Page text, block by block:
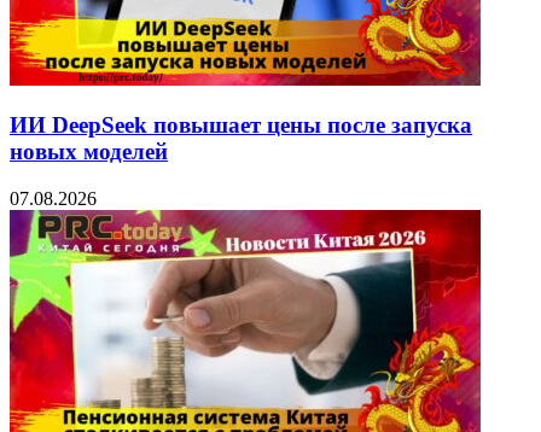
ИИ DeepSeek повышает цены после запуска
новых моделей
07.08.2026